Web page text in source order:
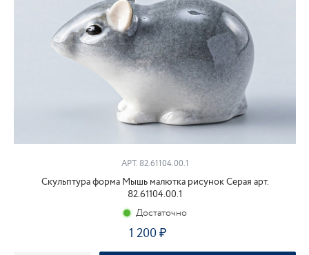
АРТ. 82.61104.00.1
Скульптура форма Мышь малютка рисунок Серая арт.
82.61104.00.1
Достаточно
1 200₽